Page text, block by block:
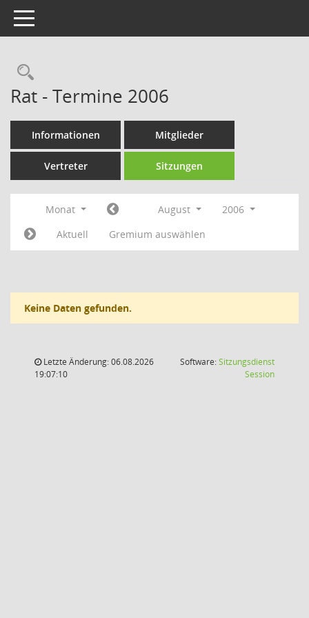
Toggle navigation
Rechercheauswahl
Rat - Termine 2006
Informationen Mitglieder
Vertreter Sitzungen
Monat August
2006
Aktuell
Gremium auswählen
Keine Daten gefunden.
Letzte Änderung: 06.08.2026
19:07:10
Software:Sitzungsdienst
Session(Wird in